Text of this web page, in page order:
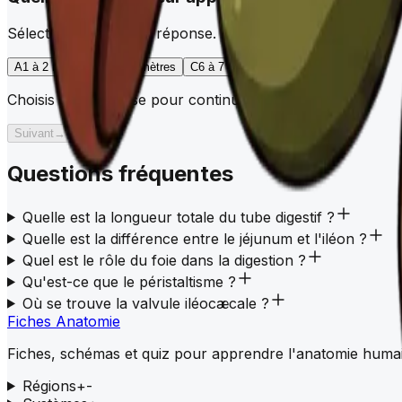
Sélectionne la bonne réponse.
A1 à 2 mètres 3 à 4 mètres C6 à 7 mètres 10 à 12 mètres
Choisis une réponse pour continuer.
Suivant →
Questions fréquentes
Quelle est la longueur totale du tube digestif ?
Quelle est la différence entre le jéjunum et l'iléon ?
Quel est le rôle du foie dans la digestion ?
Qu'est-ce que le péristaltisme ?
Où se trouve la valvule iléocæcale ?
Fiches Anatomie
Fiches, schémas et quiz pour apprendre l'anatomie
Régions+-